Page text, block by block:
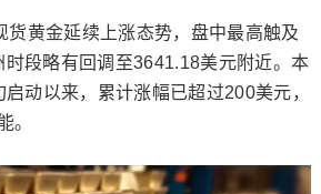
货黄金延续上涨态势，盘中最高触及
段略有回调至3641.18美元附近。本
动以来，累计涨幅已超过200美元，
。